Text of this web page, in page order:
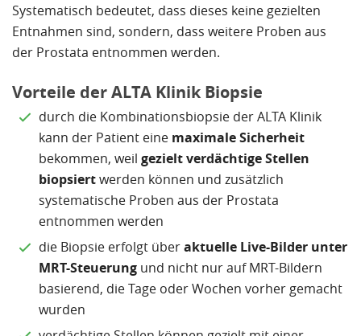
Systematisch bedeutet, dass dieses keine gezielten
Entnahmen sind, sondern, dass weitere Proben aus
der Prostata entnommen werden.
Vorteile der ALTA Klinik Biopsie
durch die Kombinationsbiopsie der ALTA Klinik
kann der Patient eine maximale Sicherheit
bekommen, weil gezielt verdächtige Stellen
biopsiertwerden können und zusätzlich
systematische Proben aus der Prostata
entnommen werden
die Biopsie erfolgt überaktuelle Live-Bilder unter
MRT-Steuerung und nicht nur auf MRT-Bildern
basierend, die Tage oder Wochen vorher gemacht
wurden